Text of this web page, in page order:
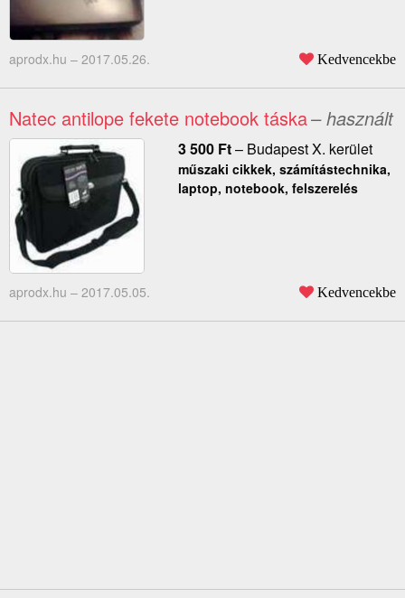
aprodx.hu – 2017.05.26. Kedvencekbe
Natec antilope fekete notebook táska– használt
3 500 Ft– Budapest X. kerület
műszaki cikkek, számítástechnika,
laptop, notebook, felszerelés
aprodx.hu – 2017.05.05. Kedvencekbe